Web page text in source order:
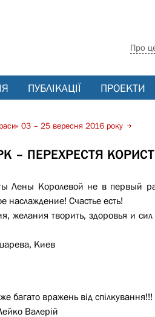
Про
ПУБЛІКАЦІЇ ПРОЕКТИ
03 – 25 вересня 2016 року
– ПЕРЕХРЕСТЯ
Лены Королевой не в первый
наслаждение! Счастье есть!
желания творить, здоровья и
Киев
багато вражень від
Валерій